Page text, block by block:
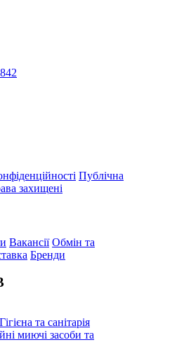
Публічна
захищені
Вакансії Обмін та
Бренди
Гігієна та санітарія
миючі засоби та